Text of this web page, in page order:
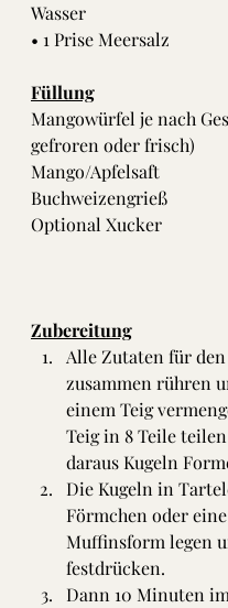
Wasser
• 1 Prise Meersalz
Füllung
Mangowürfel je nach
gefroren oder frisch)
Mango/Apfelsaft
Buchweizengrieß
Optional Xucker
Zubereitung
Alle Zutaten für
zusammen rühren
einem Teig
Teig in 8 Teile
daraus Kugeln
Die Kugeln in
Förmchen oder eine
Muffinsform legen
festdrücken.
Dann 10 Minuten im